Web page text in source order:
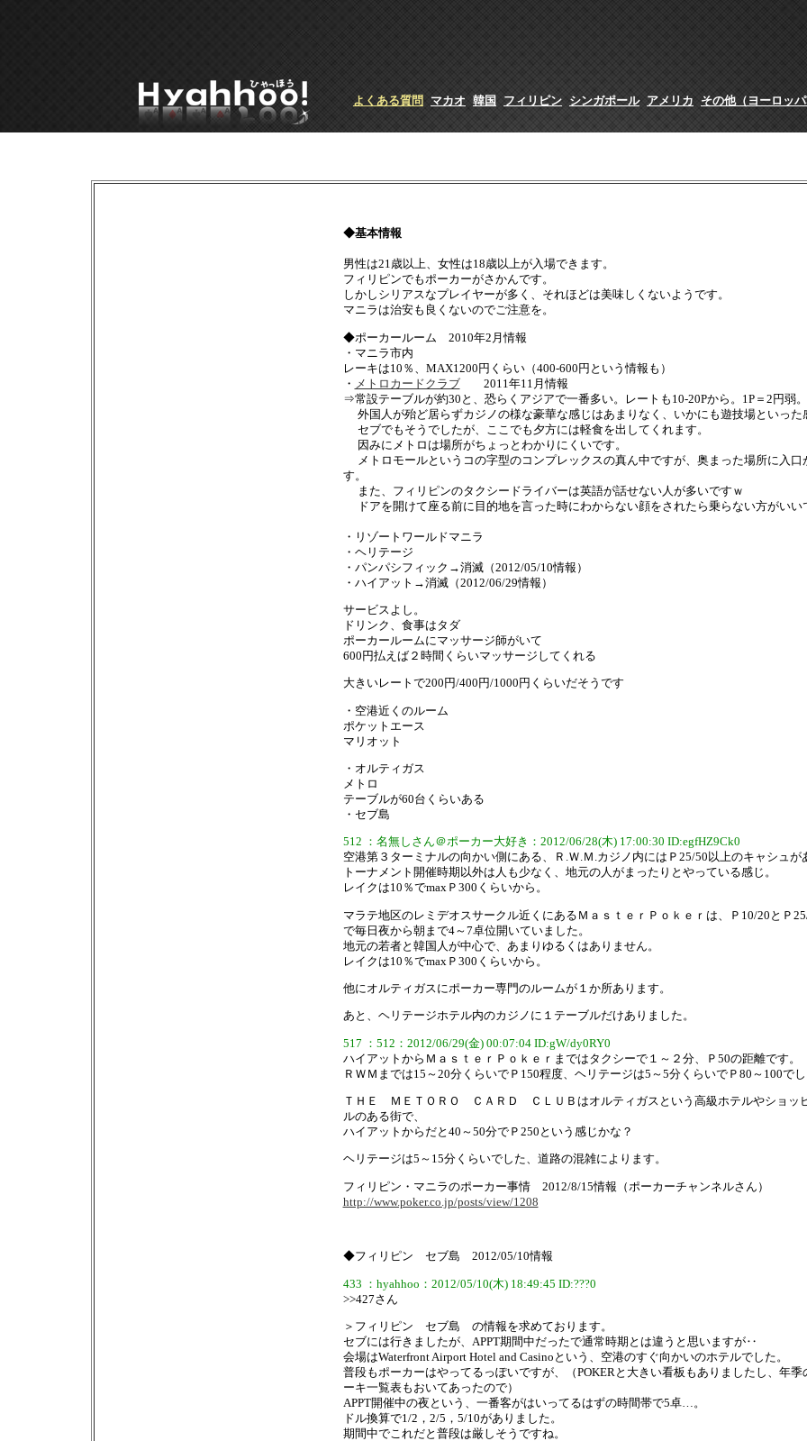
よくある質問 マカオ 韓国 フィリピン シンガポール アメリカ その他（ヨーロッ
◆基本情報
男性は21歳以上、女性は18歳以上が入場できます。
フィリピンでもポーカーがさかんです。
しかしシリアスなプレイヤーが多く、それほどは美味しくないようです。
マニラは治安も良くないのでご注意を。
◆ポーカールーム 2010年2月情報
・マニラ市内
レーキは10％、MAX1200円くらい（400-600円という情報も）
・ メトロカードクラブ2011年11月情報
⇒常設テーブルが約30と、恐らくアジアで一番多い。レートも10-20Pから。1P＝2円弱。
外国人が殆ど居らずカジノの様な豪華な感じはあまりなく、いかにも遊技場といった
セブでもそうでしたが、ここでも夕方には軽食を出してくれます。
因みにメトロは場所がちょっとわかりにくいです。
メトロモールというコの字型のコンプレックスの真ん中ですが、奥まった場所に入口
す。
また、フィリピンのタクシードライバーは英語が話せない人が多いですｗ
ドアを開けて座る前に目的地を言った時にわからない顔をされたら乗らない方がいい
・リゾートワールドマニラ
・ヘリテージ
・パンパシフィック→消滅（2012/05/10情報）
・ハイアット→消滅（2012/06/29情報）
サービスよし。
ドリンク、食事はタダ
ポーカールームにマッサージ師がいて
600円払えば２時間くらいマッサージしてくれる
大きいレートで200円/400円/1000円くらいだそうです
・空港近くのルーム
ポケットエース
マリオット
・オルティガス
メトロ
テーブルが60台くらいある
・セブ島
512 ：名無しさん＠ポーカー大好き：2012/06/28(木) 17:00:30 ID:egfHZ9Ck0
空港第３ターミナルの向かい側にある、Ｒ.Ｗ.Ｍ.カジノ内にはＰ25/50以上のキャシュが
トーナメント開催時期以外は人も少なく、地元の人がまったりとやっている感じ。
レイクは10％でmaxＰ300くらいから。
マラテ地区のレミデオスサークル近くにあるＭａｓｔｅｒＰｏｋｅｒは、Ｐ10/20とＰ
で毎日夜から朝まで4～7卓位開いていました。
地元の若者と韓国人が中心で、あまりゆるくはありません。
レイクは10％でmaxＰ300くらいから。
他にオルティガスにポーカー専門のルームが１か所あります。
あと、ヘリテージホテル内のカジノに１テーブルだけありました。
517 ：512：2012/06/29(金) 00:07:04 ID:gW/dy0RY0
ハイアットからＭａｓｔｅｒＰｏｋｅｒまではタクシーで１～２分、Ｐ50の距離です。
ＲＷＭまでは15～20分くらいでＰ150程度、ヘリテージは5～5分くらいでＰ80～100で
ＴＨＥ ＭＥＴＯＲＯ ＣＡＲＤ ＣＬＵＢはオルティガスという高級ホテルやショッ
ルのある街で、
ハイアットからだと40～50分でＰ250という感じかな？
ヘリテージは5～15分くらいでした、道路の混雑によります。
フィリピン・マニラのポーカー事情 2012/8/15情報（ポーカーチャンネルさん）
http://www.poker.co.jp/posts/view/1208
◆フィリピン セブ島 2012/05/10情報
433 ：hyahhoo：2012/05/10(木) 18:49:45 ID:???0
>>427さん
＞フィリピン セブ島 の情報を求めております。
セブには行きましたが、APPT期間中だったで通常時期とは違うと思いますが‥
会場はWaterfront Airport Hotel and Casinoという、空港のすぐ向かいのホテルでした。
普段もポーカーはやってるっぽいですが、（POKERと大きい看板もありましたし、年季
ーキ一覧表もおいてあったので）
APPT開催中の夜という、一番客がはいってるはずの時間帯で5卓…。
ドル換算で1/2，2/5，5/10がありました。
期間中でこれだと普段は厳しそうですね。